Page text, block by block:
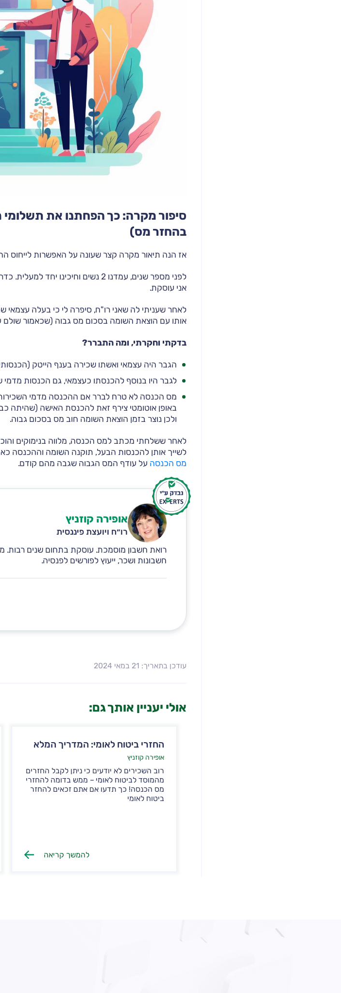
סיפור מקרה: כך הפחתנו את תשלומי
בהחזר מס)
אז הנה תיאור מקרה קצר שעונה על האפשרות לייחוס
לפני מספר שנים, עמדנו 2 נשים
אני עוסקת.
לאחר שעניתי לה שאני רו"ח, סיפרה לי כי בעלה עצמאי
אותו עם הוצאת השומה בסכום מס גבוה (שכאמור שולם
בדקתי וחקרתי, ומה התברר?
הגבר היה עצמאי ואשתו שכירה בענף הייטק
לגבר היו בנוסף להכנסתו כעצמאי, גם הכנסות
מס הכנסה לא טרח לברר אם ההכנסה מדמי השכירות
באופן אוטומטי צירף זאת להכנסת האישה (שהיתה
ולכן נוצר בזמן הוצאת השומה חוב מס בסכום גבוה.
לאחר ששלחתי מכתב למס הכנסה, מלווה בנימוקים
לשייך אותן להכנסות הבעל, תוקנה השומה וההכנסה
מס הכנסה על עודף המס הגבוה שגבה מהם קודם.
אופירה קוזניץ
רו״ח ויועצת פיננסית
רואת חשבון מוסמכת. עוסקת בתחום שנים רבות.
חשבונות ושכר, ייעוץ לפורשים לפנסיה.
עודכן בתאריך: 21 במאי 2024
אולי יעניין אותך גם:
החזרי ביטוח לאומי: המדריך המלא
אופירה קוזניץ
רוב השכירים לא יודעים כי ניתן לקבל החזרים
מהמוסד לביטוח לאומי – ממש בדומה להחזרי
מס הכנסה! כך תדעו אם אתם זכאים להחזר
ביטוח לאומי
להמשך קריאה